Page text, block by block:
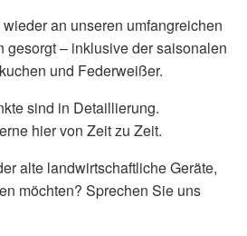
an unseren umfangreichen
gesorgt – inklusive der saisonalen
und Federweißer.
sind in Detaillierung.
hier von Zeit zu Zeit.
alte landwirtschaftliche Geräte,
möchten? Sprechen Sie uns